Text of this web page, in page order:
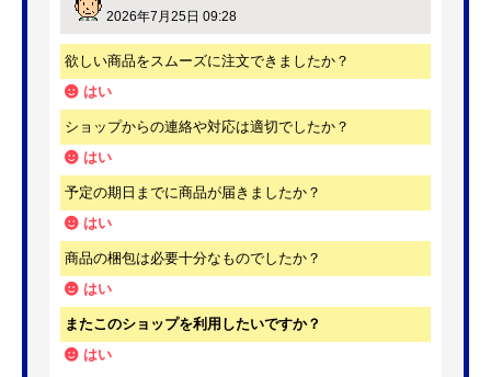
2026年7月25日 09:28
欲しい商品をスムーズに注文できましたか？
はい
ショップからの連絡や対応は適切でしたか？
はい
予定の期日までに商品が届きましたか？
はい
商品の梱包は必要十分なものでしたか？
はい
またこのショップを利用したいですか？
はい